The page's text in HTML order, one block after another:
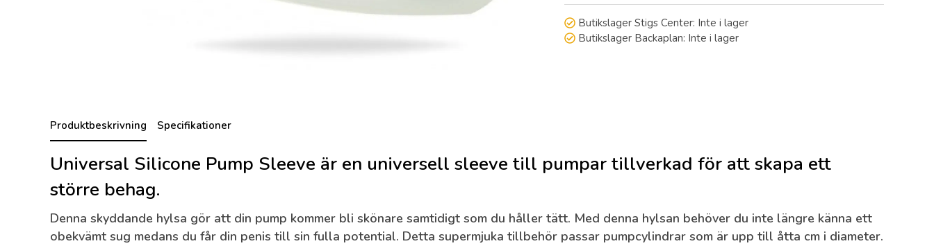
Butikslager Stigs Center: Inte i lager
Butikslager Backaplan: Inte i lager
Produktbeskrivning Specifikationer
Universal Silicone Pump Sleeve är en universell sleeve till pumpar tillverkad för att skapa ett
större behag.
Denna skyddande hylsa gör att din pump kommer bli skönare samtidigt som du håller tätt. Med denna hylsan behöver du inte längre känna ett
obekvämt sug medans du får din penis till sin fulla potential. Detta supermjuka tillbehör passar pumpcylindrar som är upp till åtta cm i diameter.